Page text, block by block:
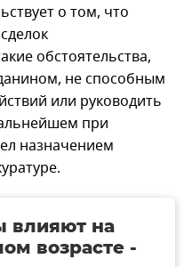
о том, что
обстоятельства,
не способным
или руководить
при
назначением
влияют на
возрасте -